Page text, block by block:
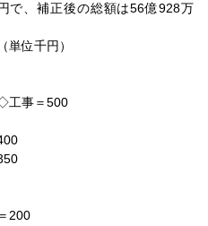
で、補正後の総額は56億928万
位千円）
工事＝500
200